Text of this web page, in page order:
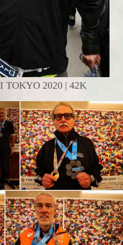
TOKYO 2020 | 42K